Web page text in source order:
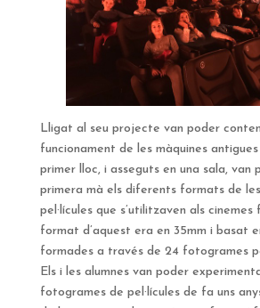
Lligat al seu projecte van poder
funcionament de les màquines
primer lloc, i asseguts en una sala, van
primera mà els diferents formats de
pel·lícules que s’utilitzaven als cinemes
format d’aquest era en 35mm i basat
formades a través de 24 fotogrames
Els i les alumnes van poder
fotogrames de pel·lícules de fa uns